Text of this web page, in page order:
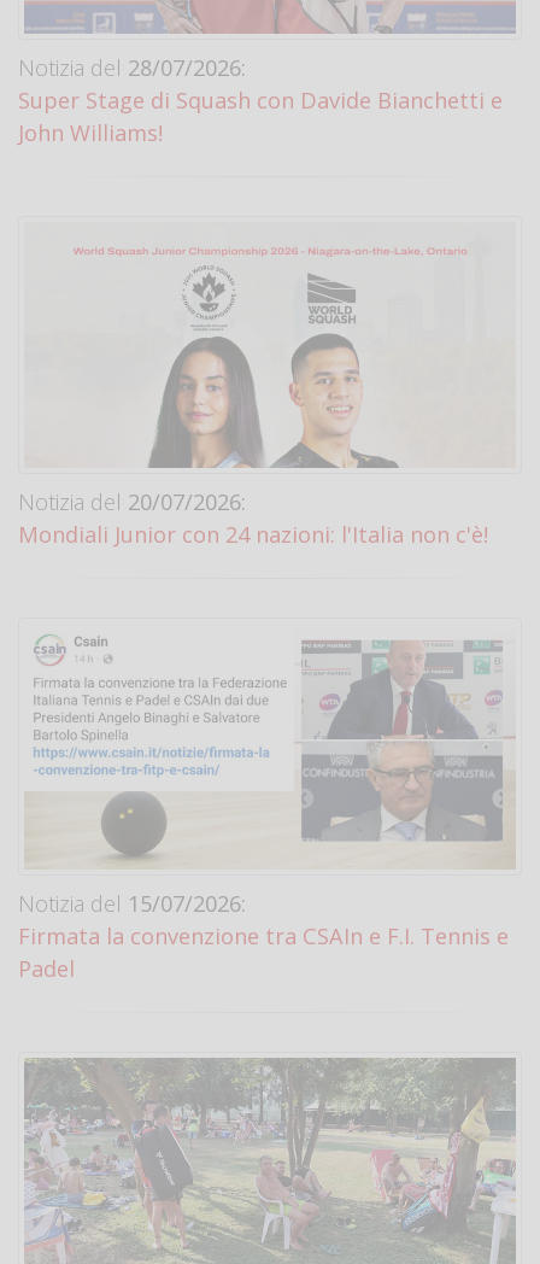
Notizia del 28/07/2026:
Super Stage di Squash con Davide Bianchetti e
John Williams!
Notizia del 20/07/2026:
Mondiali Junior con 24 nazioni: l'Italia non c'è!
Notizia del 15/07/2026:
Firmata la convenzione tra CSAIn e F.I. Tennis e
Padel